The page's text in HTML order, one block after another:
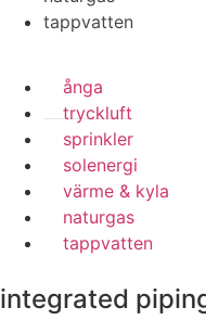
tappvatten
ånga
tryckluft
sprinkler
solenergi
värme & kyla
naturgas
tappvatten
integrated